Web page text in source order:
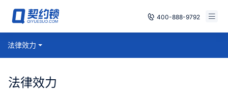
400-888-9792
智能合同
法律效力
法律效力